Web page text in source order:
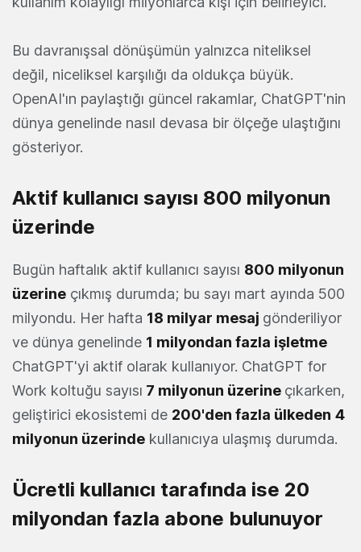
Bu davranışsal dönüşümün yalnızca niteliksel
değil, niceliksel karşılığı da oldukça büyük.
OpenAI'ın paylaştığı güncel rakamlar, ChatGPT'nin
dünya genelinde nasıl devasa bir ölçeğe ulaştığını
gösteriyor.
Aktif kullanıcı sayısı 800 milyonun
üzerinde
Bugün haftalık aktif kullanıcı sayısı 800 milyonun
üzerine çıkmış durumda; bu sayı mart ayında 500
milyondu. Her hafta 18 milyar mesaj gönderiliyor
ve dünya genelinde 1 milyondan fazla işletme
ChatGPT'yi aktif olarak kullanıyor. ChatGPT for
Work koltuğu sayısı 7 milyonun üzerine çıkarken,
geliştirici ekosistemi de 200'den fazla ülkeden 4
milyonun üzerinde kullanıcıya ulaşmış durumda.
Ücretli kullanıcı tarafında ise 20
milyondan fazla abone bulunuyor